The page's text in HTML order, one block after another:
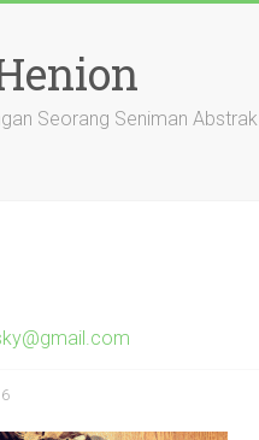
Seorang Seniman Abstrak